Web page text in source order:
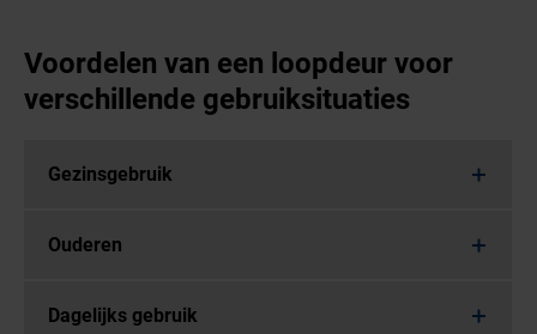
Voordelen van een loopdeur voor
verschillende gebruiksituaties
Gezinsgebruik
Ouderen
Dagelijks gebruik